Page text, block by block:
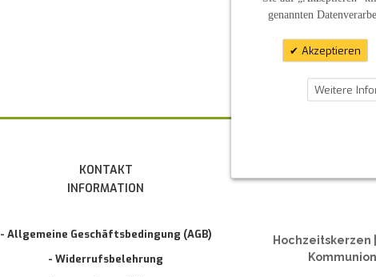
KONTAKT
INFORMATION
- Allgemeine Geschäftsbedingung (AGB)
- Widerrufsbelehrung
Hochzeitskerzen
genannten
Akzeptieren
Weitere